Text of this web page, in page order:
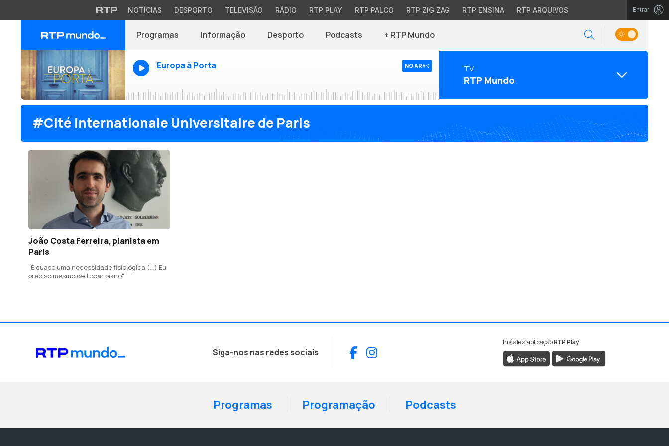
NOTÍCIAS DESPORTO TELEVISÃO RÁDIO RTP PLAY RTP PALCO RTP ZIG ZAG RTP ENSINA RTP ARQUIVOS Entrar
Programas Informação Desporto Podcasts + RTP Mundo
Europa à Porta NO AR TV
RTP Mundo
#Cité Internationale Universitaire de Paris
João Costa Ferreira, pianista em
Paris
"É quase uma necessidade fisiológica (...) Eu
preciso mesmo de tocar piano"
Siga-nos nas redes sociais Facebook
Instagram
Instale a aplicaçãoRTP Play
Programas Programação Podcasts